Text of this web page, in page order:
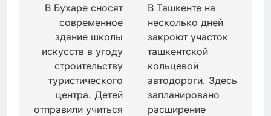
по
записям
В Бухаре сносят
современное
здание школы
искусств в угоду
строительству
туристического
центра. Детей
отправили учиться
В Ташкенте на
несколько дней
закроют участок
ташкентской
кольцевой
автодороги. Здесь
запланировано
расширение